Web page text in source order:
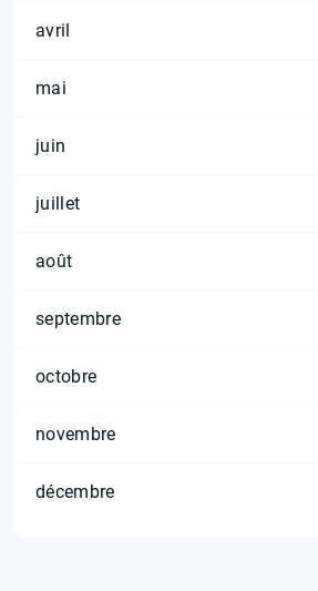
avril
mai
juin
juillet
août
septembre
octobre
novembre
décembre